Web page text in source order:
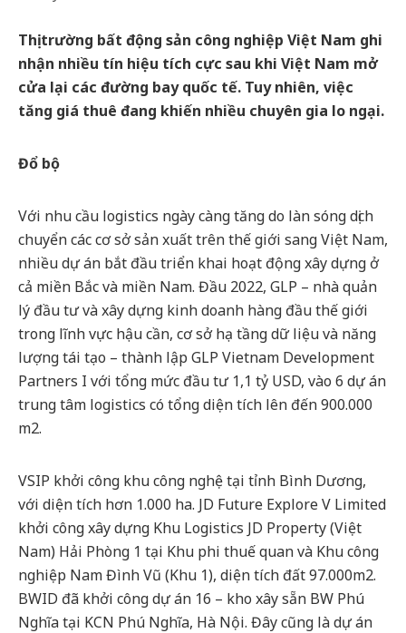
Thị trường bất động sản công nghiệp Việt Nam ghi
nhận nhiều tín hiệu tích cực sau khi Việt Nam mở
cửa lại các đường bay quốc tế. Tuy nhiên, việc
tăng giá thuê đang khiến nhiều chuyên gia lo ngại.
Đổ bộ
Với nhu cầu logistics ngày càng tăng do làn sóng dịch
chuyển các cơ sở sản xuất trên thế giới sang Việt Nam,
nhiều dự án bắt đầu triển khai hoạt động xây dựng ở
cả miền Bắc và miền Nam. Đầu 2022, GLP – nhà quản
lý đầu tư và xây dựng kinh doanh hàng đầu thế giới
trong lĩnh vực hậu cần, cơ sở hạ tầng dữ liệu và năng
lượng tái tạo – thành lập GLP Vietnam Development
Partners I với tổng mức đầu tư 1,1 tỷ USD, vào 6 dự án
trung tâm logistics có tổng diện tích lên đến 900.000
m2.
VSIP khởi công khu công nghệ tại tỉnh Bình Dương,
với diện tích hơn 1.000 ha. JD Future Explore V Limited
khởi công xây dựng Khu Logistics JD Property (Việt
Nam) Hải Phòng 1 tại Khu phi thuế quan và Khu công
nghiệp Nam Đình Vũ (Khu 1), diện tích đất 97.000m2.
BWID đã khởi công dự án 16 – kho xây sẵn BW Phú
Nghĩa tại KCN Phú Nghĩa, Hà Nội. Đây cũng là dự án